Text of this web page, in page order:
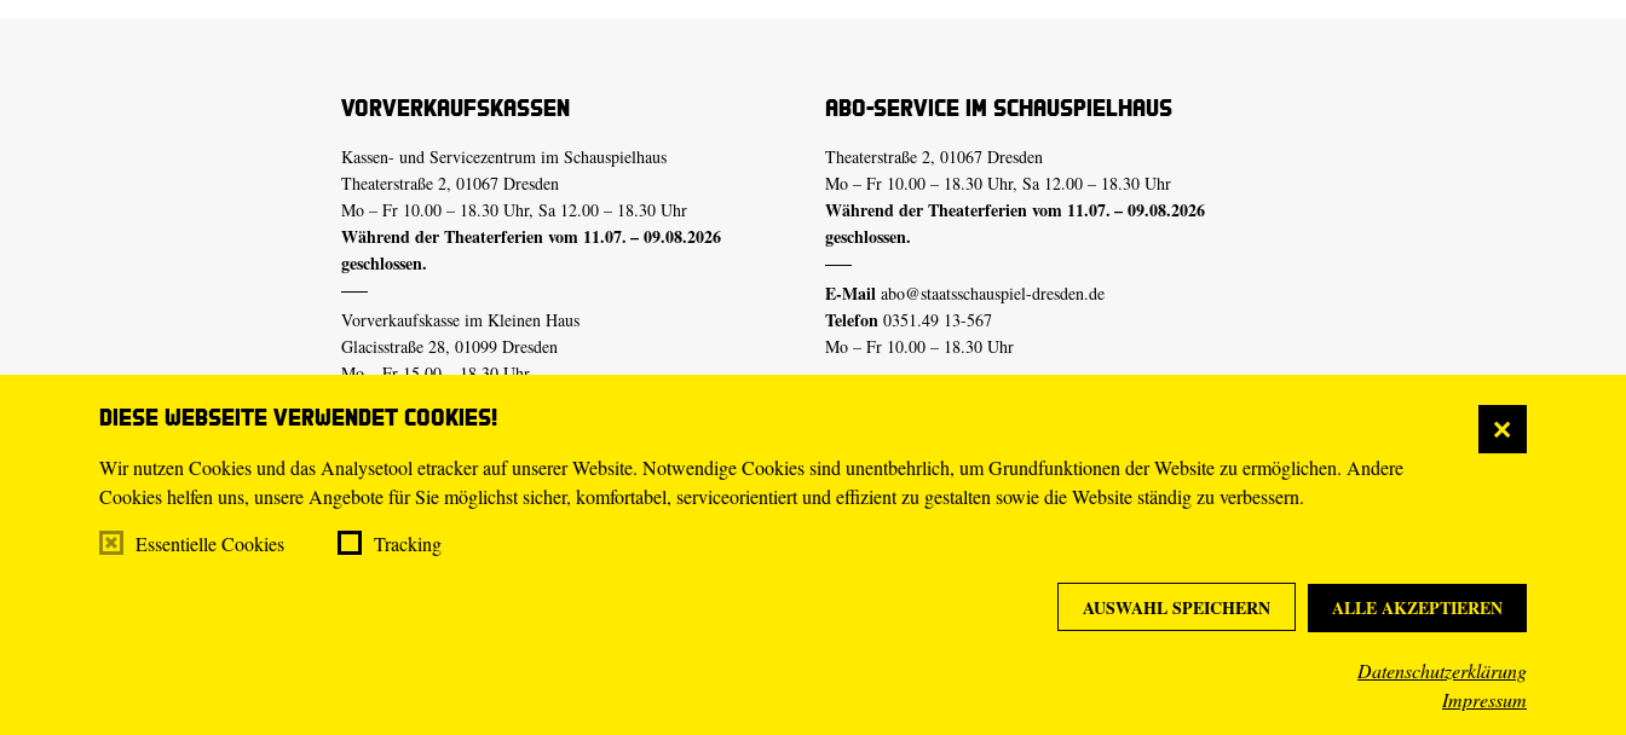
Diese Webseite verwendet Cookies!
Wir nutzen Cookies und das Analysetool etracker auf unserer Website. Notwendige Cookies sind unentbehrlich, um Grundfunktionen der Website zu ermöglichen. Andere
Cookies helfen uns, unsere Angebote für Sie möglichst sicher, komfortabel, serviceorientiert und effizient zu gestalten sowie die Website ständig zu verbessern.
Essentielle Cookies
Tracking
AUSWAHL SPEICHERN ALLE AKZEPTIEREN
Datenschutzerklärung
Impressum
Vorverkaufskassen
Kassen- und Servicezentrum im Schauspielhaus
Theaterstraße 2, 01067 Dresden
Mo – Fr 10.00 – 18.30 Uhr, Sa 12.00 – 18.30 Uhr
Während der Theaterferien vom 11.07. – 09.08.2026
geschlossen.
Vorverkaufskasse im Kleinen Haus
Glacisstraße 28, 01099 Dresden
Mo – Fr 15.00 – 18.30 Uhr
geschlossen.
E-Mail tickets@staatsschauspiel-dresden.de
Telefon 0351.49 13-555
Mo – Fr 10.00 – 18.30 Uhr
Abo-Service im Schauspielhaus
Theaterstraße 2, 01067 Dresden
Mo – Fr 10.00 – 18.30 Uhr, Sa 12.00 – 18.30 Uhr
Während der Theaterferien vom 11.07. – 09.08.2026
geschlossen.
E-Mail abo@staatsschauspiel-dresden.de
Telefon 0351.49 13-567
Mo – Fr 10.00 – 18.30 Uhr
Erklärung Barrierefreiheit